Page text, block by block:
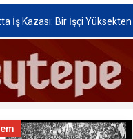
Kamyonu TOKİ Konutlarına